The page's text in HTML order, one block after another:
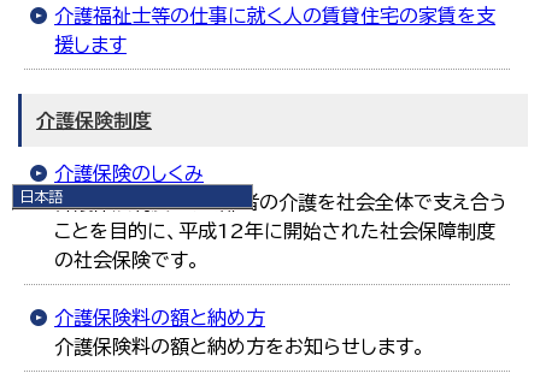
日本語
English
한국어
简体中文
繁體中文
介護福祉士等の仕事に就く人の賃貸住宅の家賃を支
援します
介護保険制度
介護保険のしくみ
介護保険制度は、高齢者の介護を社会全体で支え合う
ことを目的に、平成12年に開始された社会保障制度
の社会保険です。
介護保険料の額と納め方
介護保険料の額と納め方をお知らせします。